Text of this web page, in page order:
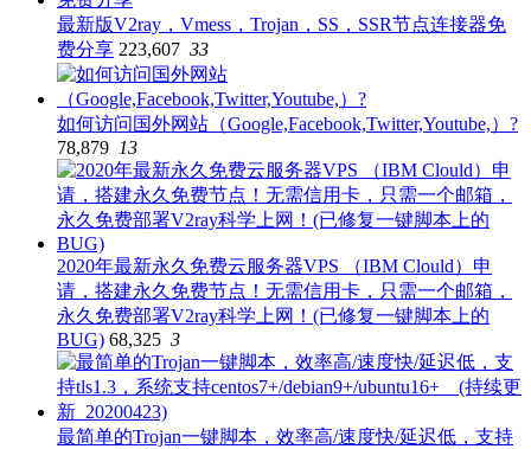
最新版V2ray，Vmess，Trojan，SS，SSR节点连接器免
费分享 223,607 33
如何访问国外网站（Google,Facebook,Twitter,Youtube,）?
78,879 13
2020年最新永久免费云服务器VPS （IBM Clould）申
请，搭建永久免费节点！无需信用卡，只需一个邮箱，
永久免费部署V2ray科学上网！(已修复一键脚本上的
BUG) 68,325 3
最简单的Trojan一键脚本，效率高/速度快/延迟低，支持